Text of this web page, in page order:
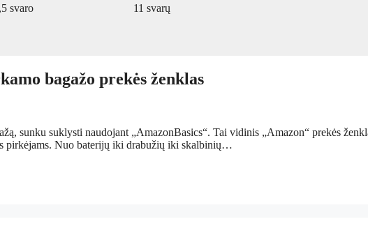
svaro 11 svarų
bagažo prekės ženklas
sunku suklysti naudojant „AmazonBasics“. Tai vidinis „Amazon“ prekės
pirkėjams. Nuo baterijų iki drabužių iki skalbinių…